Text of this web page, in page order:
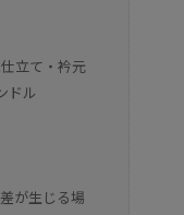
立て・衿元
ドル
が生じる場